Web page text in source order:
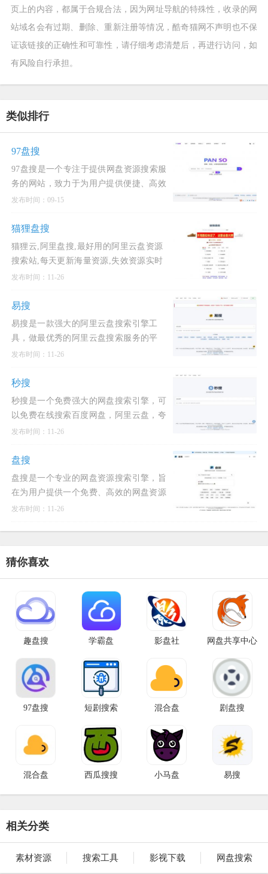
页上的内容，都属于合规合法，因为网址导航的特殊性，收录的网
站域名会有过期、删除、重新注册等情况，酷奇猫网不声明也不保
证该链接的正确性和可靠性，请仔细考虑清楚后，再进行访问，如
有风险自行承担。
类似排行
97盘搜
97盘搜是一个专注于提供网盘资源搜索服
务的网站，致力于为用户提供便捷、高效
的资源获取途径。该平台支持多种主流网
盘、迅雷网盘以及阿里云盘等，用户只需
输入关键词，即可快速找到所需
发布时间：09-15
猫狸盘搜
猫狸云,阿里盘搜,最好用的阿里云盘资源
搜索站,每天更新海量资源,失效资源实时
删除。酷奇猫提示，猫狸盘搜阿里云盘搜
发布时间：11-26
易搜
易搜是一款强大的阿里云盘搜索引擎工
具，做最优秀的阿里云盘搜索服务的平
台。易搜收集各类阿里云盘资源提供一站
传递。登录后即可查看链接
发布时间：11-26
秒搜
秒搜是一个免费强大的网盘搜索引擎，可
以免费在线搜索百度网盘，阿里云盘，夸
克网盘的资源内容，无需注册登录即可下
致力于做最优秀的阿里云盘
发布时间：11-26
盘搜
盘搜是一个专业的网盘资源搜索引擎，旨
在为用户提供一个免费、高效的网盘资源
搜索平台。用户可以通过盘搜快速找到存
发布时间：11-26
猜你喜欢
趣盘搜 学霸盘 影盘社 网盘共享中心
97盘搜 短剧搜索 混合盘 剧盘搜
混合盘 西瓜搜搜 小马盘 易搜
相关分类
素材资源 搜索工具 影视下载 网盘搜索